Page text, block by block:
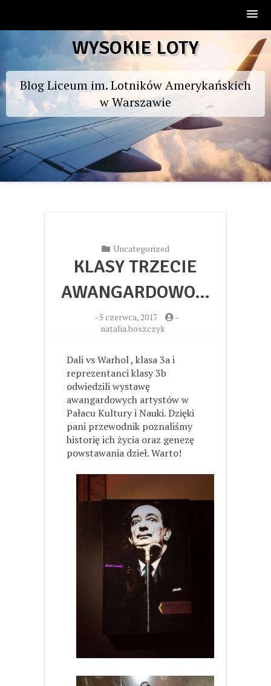
to
WYSOKIE LOTY
Blog Liceum im. Lotników Amerykańskich
w Warszawie
Uncategorized
KLASY TRZECIE
AWANGARDOWO…
-5 czerwca, 2017
-
natalia.boszczyk
Dali vs Warhol , klasa 3a i
reprezentanci klasy 3b
odwiedzili wystawę
awangardowych artystów w
Pałacu Kultury i Nauki. Dzięki
pani przewodnik poznaliśmy
historię ich życia oraz genezę
powstawania dzieł. Warto!